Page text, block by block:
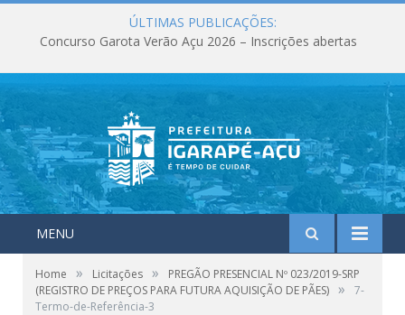
ÚLTIMAS PUBLICAÇÕES:
Concurso Garota Verão Açu 2026 – Inscrições abertas
MENU
Home » Licitações »
PREGÃO PRESENCIAL Nº 023/2019-SRP
(REGISTRO DE PREÇOS PARA FUTURA AQUISIÇÃO DE PÃES) »
7-
Termo-de-Referência-3